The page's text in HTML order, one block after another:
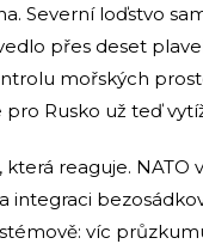
Severní loďstvo
přes deset
mořských
Rusko už teď
reaguje. NATO
integraci
víc